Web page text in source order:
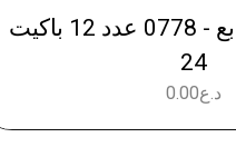
كيت كات 2 اصابع - 0778 عدد 12 باكيت
24
د.ع0.00